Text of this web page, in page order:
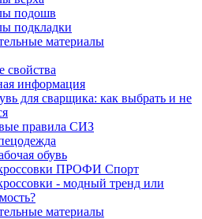
подошв
подкладки
материалы
свойства
информация
для сварщика: как выбрать и не
правила СИЗ
обувь
ПРОФИ Спорт
- модный тренд или
материалы